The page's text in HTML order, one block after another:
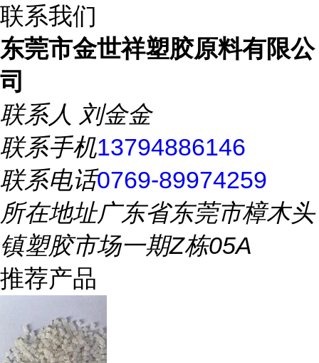
联系我们
东莞市金世祥塑胶原料有限公
司
联系人 刘金金
联系手机13794886146
联系电话0769-89974259
所在地址广东省东莞市樟木头
镇塑胶市场一期Z栋05A
推荐产品